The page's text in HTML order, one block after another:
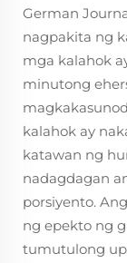
German
nagpakita ng
mga kalahok
minutong
kalahok ay
katawan ng
nadagdagan
porsiyento.
ng epekto ng
tumutulong